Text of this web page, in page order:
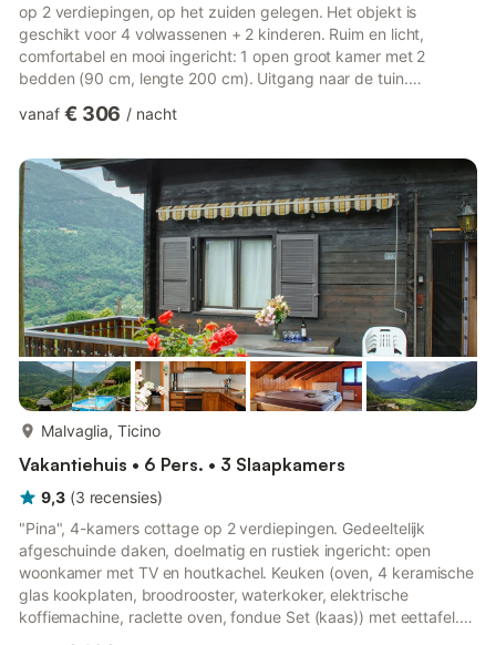
op 2 verdiepingen, op het zuiden gelegen. Het objekt is
geschikt voor 4 volwassenen + 2 kinderen. Ruim en licht,
comfortabel en mooi ingericht: 1 open groot kamer met 2
bedden (90 cm, lengte 200 cm). Uitgang naar de tuin.
kookplaten, broodrooster, waterkoker, diepvriezer, elektrische
raclette oven, fondue Set (kaas)). Douche/WC, aparte WC.
Elektrische verwarming. Bovenverdieping: groot, open
woon-/slaapkamer met panorama...
vanaf € 306 / nacht
Malvaglia, Ticino
Vakantiehuis • 6 Pers. • 3 Slaapkamers
9,3 (3 recensies)
"Pina", 4-kamers cottage op 2 verdiepingen. Gedeeltelijk
afgeschuinde daken, doelmatig en rustiek ingericht: open
woonkamer met TV en houtkachel. Keuken (oven, 4 keramische
glas kookplaten, broodrooster, waterkoker, elektrische
koffiemachine, raclette oven, fondue Set (kaas)) met eettafel.